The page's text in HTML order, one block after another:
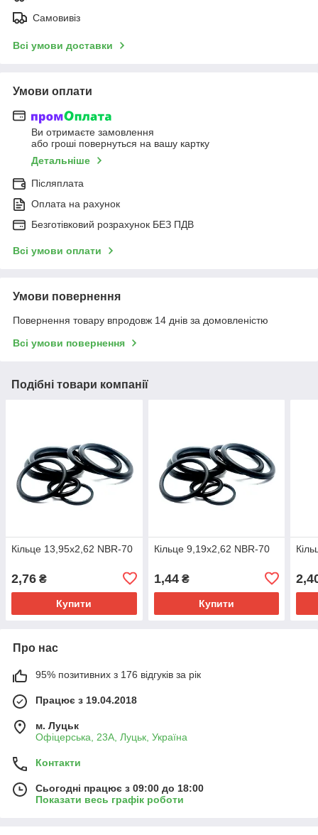
Самовивіз
Всі умови доставки
Умови оплати
Ви отримаєте замовлення
або гроші повернуться на вашу картку
Детальніше
Післяплата
Оплата на рахунок
Безготівковий розрахунок БЕЗ ПДВ
Всі умови оплати
Умови повернення
Повернення товару впродовж 14 днів за домовленістю
Всі умови повернення
Подібні товари компанії
Кільце 13,95х2,62 NBR-70
2,76 ₴
Купити
Кільце 9,19х2,62 NBR-70
1,44₴
Купити
Про нас
95% позитивних з 176 відгуків за рік
Працює з 19.04.2018
м. Луцьк
Офіцерська, 23А, Луцьк, Україна
Контакти
Сьогодні працює з 09:00 до 18:00
Показати весь графік роботи